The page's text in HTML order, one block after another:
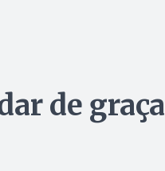
de graça